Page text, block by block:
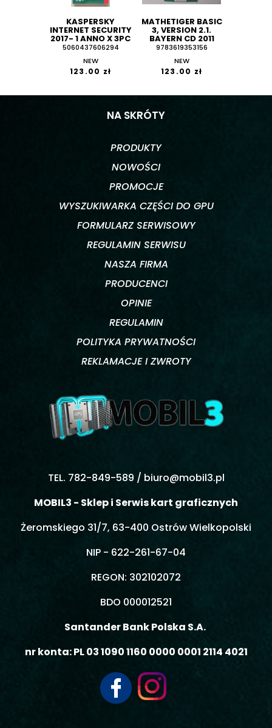
KASPERSKY
INTERNET SECURITY
2017- 1 ANNO X 3PC
5060437606294
NEW
123.00 zł
MATHETIGER BASIC
3, VERSION 2.1.
BAYERN CD 2011
9783619353156
NEW
123.00 zł
NA SKRÓTY
PRODUKTY
NOWOŚCI
PROMOCJE
WYSZUKIWARKA CZĘŚCI DO GPU
FORMULARZ SERWISOWY
REGULAMIN SERWISU
NASZA FIRMA
PRODUCENCI
OPINIE
REGULAMIN
POLITYKA PRYWATNOŚCI
REKLAMACJE I ZWROTY
TEL. 782-849-589 / biuro@mobil3.pl
MOBIL3 - Sklep i Serwis kart graficznych
Żeromskiego 31/7, 63-400 Ostrów Wielkopolski
NIP - 622-261-67-04
REGON: 302102072
BDO 000012521
Santander Bank Polska S.A.
nr konta: PL 03 1090 1160 0000 0001 2114 4021